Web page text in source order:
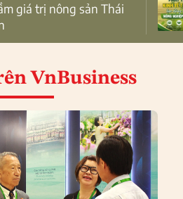
giá trị nông sản Thái
VnBusiness